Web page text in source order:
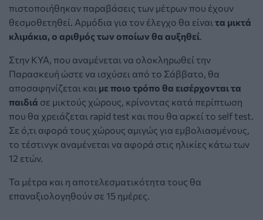
πιστοποιήθηκαν παραβάσεις των μέτρων που έχουν
θεσμοθετηθεί. Αρμόδια για τον έλεγχο θα είναι τα μικτά
κλιμάκια, ο αριθμός των οποίων θα αυξηθεί
Στην ΚΥΑ, που αναμένεται να ολοκληρωθεί την
Παρασκευή ώστε να ισχύσει από το Σάββατο, θα
αποσαφηνίζεται και με ποιο τρόπο θα εισέρχονται τα
παιδιά σε μικτούς χώρους, κρίνοντας κατά περίπτωση
που θα χρειάζεται rapid test και που θα αρκεί το self test.
Σε ό,τι αφορά τους χώρους αμιγώς για εμβολιασμένους,
το τέστινγκ αναμένεται να αφορά στις ηλικίες κάτω των
12 ετών.
Τα μέτρα και η αποτελεσματικότητα τους θα
επαναξιολογηθούν σε 15 ημέρες.